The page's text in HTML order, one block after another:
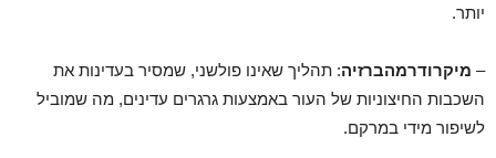
יותר.
– מיקרודרמהברזיה: תהליך שאינו פולשני, שמסיר בעדינות את
השכבות החיצוניות של העור באמצעות גרגרים עדינים, מה שמוביל
לשיפור מידי במרקם.